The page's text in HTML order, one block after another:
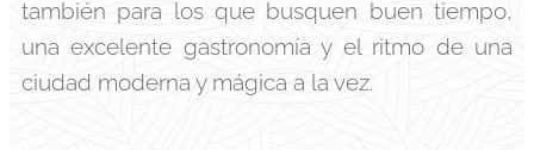
también para los que busquen buen tiempo,
una excelente gastronomía y el ritmo de una
ciudad moderna y mágica a la vez.